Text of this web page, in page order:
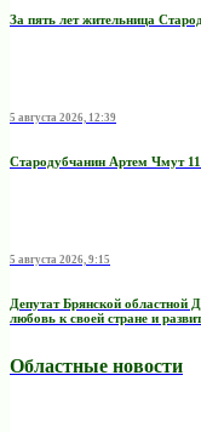
За пять лет жительница
5 августа 2026, 12:39
Стародубчанин Артем Чмут 11
5 августа 2026, 9:15
Депутат Брянской
любовь к своей стране и
Областные новости